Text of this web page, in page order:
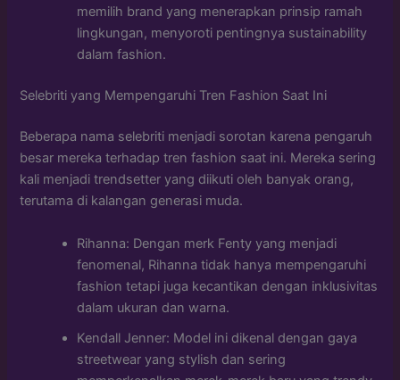
memilih brand yang menerapkan prinsip ramah
lingkungan, menyoroti pentingnya sustainability
dalam fashion.
Selebriti yang Mempengaruhi Tren Fashion Saat Ini
Beberapa nama selebriti menjadi sorotan karena pengaruh
besar mereka terhadap tren fashion saat ini. Mereka sering
kali menjadi trendsetter yang diikuti oleh banyak orang,
terutama di kalangan generasi muda.
Rihanna: Dengan merk Fenty yang menjadi
fenomenal, Rihanna tidak hanya mempengaruhi
fashion tetapi juga kecantikan dengan inklusivitas
dalam ukuran dan warna.
Kendall Jenner: Model ini dikenal dengan gaya
streetwear yang stylish dan sering